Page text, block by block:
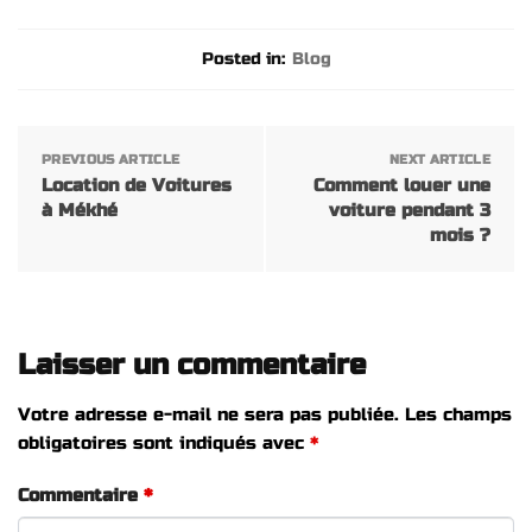
Posted in: Blog
PREVIOUS ARTICLE
Location de Voitures
à Mékhé
NEXT ARTICLE
Comment louer une
voiture pendant 3
mois ?
Laisser un commentaire
Votre adresse e-mail ne sera pas publiée. Les champs
obligatoires sont indiqués avec *
Commentaire *